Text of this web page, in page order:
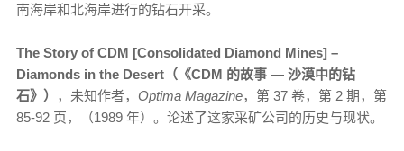
南海岸和北海岸进行的钻石开采。
The Story of CDM [Consolidated Diamond Mines] –
Diamonds in the Desert（《CDM 的故事 — 沙漠中的钻
石》）
，未知作者， Optima Magazine，第 37 卷，第 2 期，第
85-92 页，（1989 年）。论述了这家采矿公司的历史与现状。